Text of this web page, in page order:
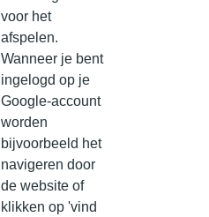
voor het
afspelen.
Wanneer je bent
ingelogd op je
Google-account
worden
bijvoorbeeld het
navigeren door
de website of
klikken op 'vind